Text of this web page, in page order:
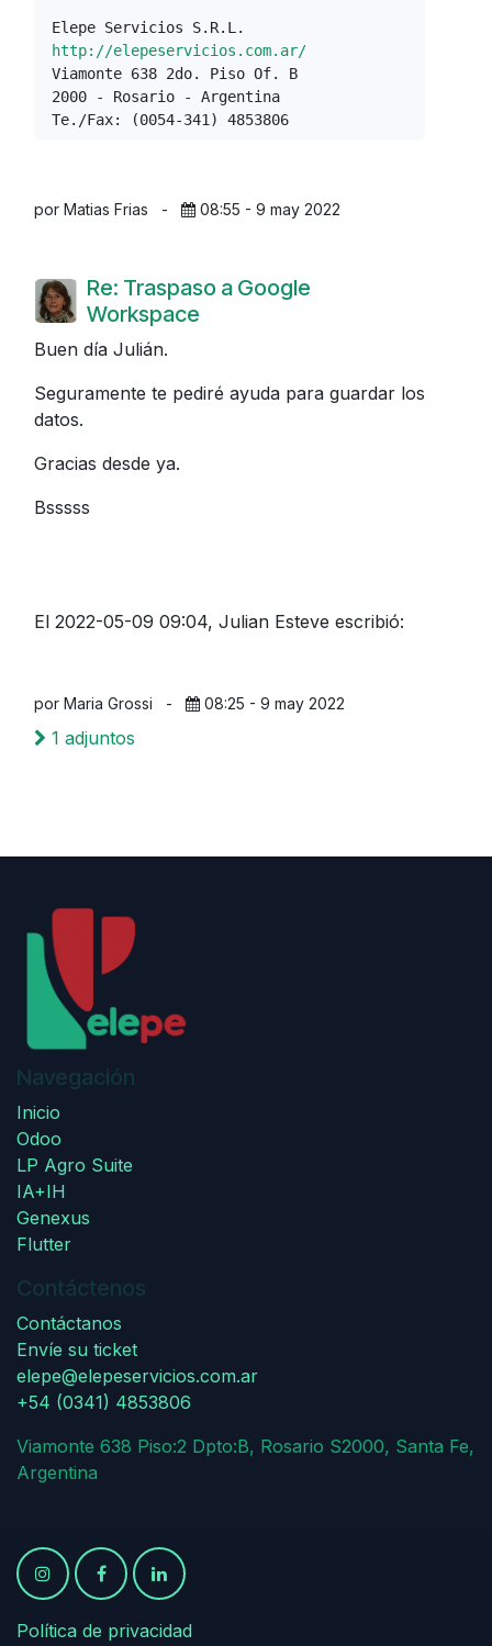
http://elepeservicios.com.ar/
Viamonte 638 2do. Piso Of. B
2000 - Rosario - Argentina
Te./Fax: (0054-341) 4853806
por Matias Frias - 08:55 - 9 may 2022
Re: Traspaso a Google
Workspace
Buen día Julián.
Seguramente te pediré ayuda para guardar los
datos.
Gracias desde ya.
Bsssss
El 2022-05-09 09:04, Julian Esteve escribió:
por Maria Grossi - 08:25 - 9 may 2022
1 adjuntos
Navegación
Inicio
Odoo
LP Agro Suite
IA+IH
Genexus
Flutter
Contáctenos
Contáctanos
Envíe su ticket
elepe@elepeservicios.com.ar
+54 (0341) 4853806
Viamonte 638 Piso:2 Dpto:B, Rosario S2000, Santa Fe,
Argentina
Política de privacidad